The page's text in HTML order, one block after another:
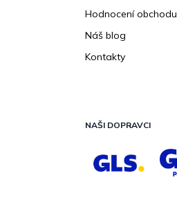
Hodnocení obchodu
Náš blog
Kontakty
NAŠI DOPRAVCI